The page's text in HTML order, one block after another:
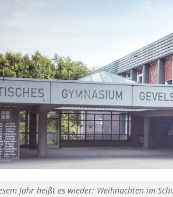
Jahr heißt es wieder: Weihnachten im